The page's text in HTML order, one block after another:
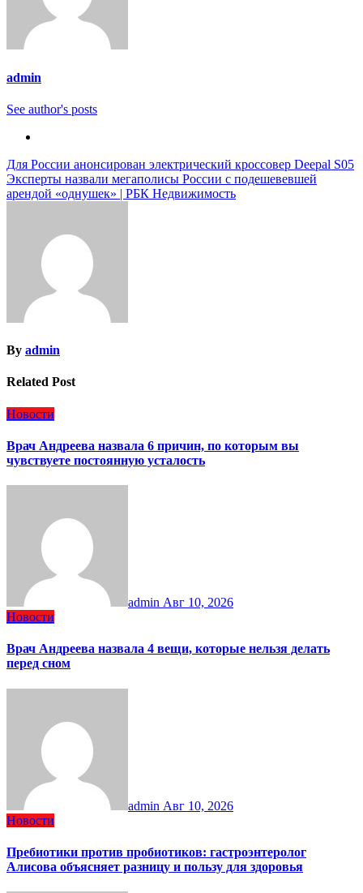
admin
See author's posts
Навигация
по
Для России анонсирован электрический кроссовер Deepal S05
Эксперты назвали мегаполисы России с подешевевшей
арендой «однушек» | РБК Недвижимость
By admin
Related Post
Новости
Врач Андреева назвала 6 причин, по которым вы
чувствуете постоянную усталость
admin Авг 10, 2026
Новости
Врач Андреева назвала 4 вещи, которые нельзя делать
перед сном
admin Авг 10, 2026
Новости
Пребиотики против пробиотиков: гастроэнтеролог
Алисова объясняет разницу и пользу для здоровья